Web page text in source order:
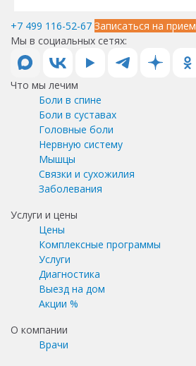
+7 499 116-52-67 Записаться на прием
Мы в социальных сетях:
Что мы лечим
Боли в спине
Боли в суставах
Головные боли
Нервную систему
Мышцы
Связки и сухожилия
Заболевания
Услуги и цены
Цены
Комплексные программы
Услуги
Диагностика
Выезд на дом
Акции %
О компании
Врачи